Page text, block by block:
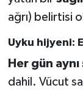
ağrı) belirtisi
Uyku hijyeni:
Her gün
dahil. Vücut